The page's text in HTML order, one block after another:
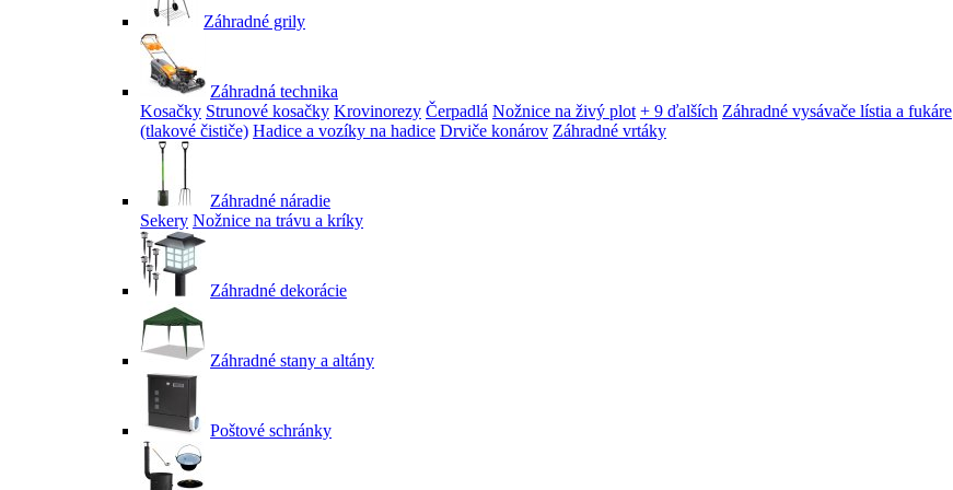
Záhradné grily
Záhradná technika
Kosačky Strunové kosačky Krovinorezy Čerpadlá Nožnice na živý plot + 9 ďalších Záhradné vysávače lístia a fukáre
(tlakové čističe) Hadice a vozíky na hadice Drviče konárov Záhradné vrtáky
Záhradné náradie
Sekery Nožnice na trávu a kríky
Záhradné dekorácie
Záhradné stany a altány
Poštové schránky